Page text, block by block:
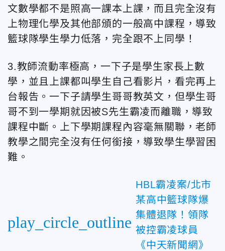
文數學都不是照高一課本上課，而且完全沒有
上物理化學及其他部頒的一般高中課程，導致
籃球隊學生學力低落，完全跟不上同學！
3.教師流動率極高，一下子是學生家長上數
學，並且上課都叫學生自己看影片，看完再上
台報告。一下子請學生哥哥教英文，但學生哥
哥不到一學期就因被S先生霸凌而離職，導致
課程中斷。上下學期課程內容毫無關聯，老師
教學之間完全沒有任何銜接，導致學生學習困
難。
play_circle_outline
HBL霸凌案/北市
某高中籃球隊爆
集體退隊！領隊
被控霸凌球員
《中天新聞網》